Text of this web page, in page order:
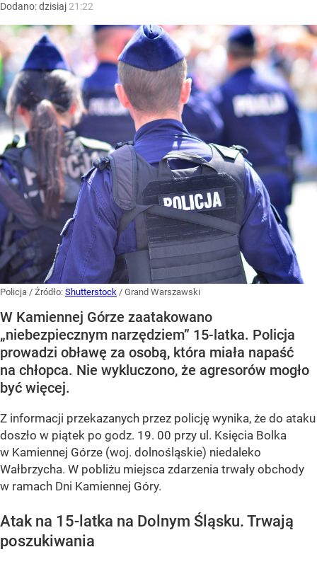
Dodano:dzisiaj 21:22
Policja / Źródło: Shutterstock / Grand Warszawski
W Kamiennej Górze zaatakowano
„niebezpiecznym narzędziem” 15-latka. Policja
prowadzi obławę za osobą, która miała napaść
na chłopca. Nie wykluczono, że agresorów mogło
być więcej.
Z informacji przekazanych przez policję wynika, że do ataku
doszło w piątek po godz. 19. 00 przy ul. Księcia Bolka
w Kamiennej Górze (woj. dolnośląskie) niedaleko
Wałbrzycha. W pobliżu miejsca zdarzenia trwały obchody
w ramach Dni Kamiennej Góry.
Atak na 15-latka na Dolnym Śląsku. Trwają
poszukiwania